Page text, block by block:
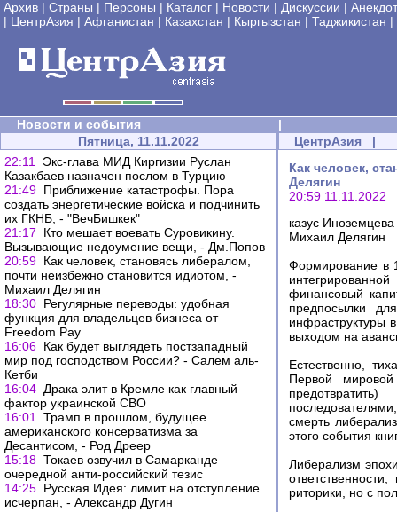
Архив | Страны | Персоны | Каталог | Новости | Дискуссии |
| ЦентрАзия | Афганистан | Казахстан | Кыргызстан | Таджикистан |
Новости и события
|
Пятница, 11.11.2022
22:11
Экс-глава МИД Киргизии Руслан
Казакбаев назначен послом в Турцию
21:49 Приближение катастрофы. Пора
создать энергетические войска и подчинить
их ГКНБ, - "ВечБишкек"
21:17
Кто мешает воевать Суровикину.
Вызывающие недоумение вещи, - Дм.Попов
20:59 Как человек, становясь либералом,
почти неизбежно становится идиотом, -
Михаил Делягин
18:30 Регулярные переводы: удобная
функция для владельцев бизнеса от
Freedom Pay
16:06 Как будет выглядеть постзападный
мир под господством России? - Салем аль-
Кетби
16:04 Драка элит в Кремле как главный
фактор украинской СВО
16:01
Трамп в прошлом, будущее
американского консерватизма за
Десантисом, - Род Дреер
15:18 Токаев озвучил в Самарканде
очередной анти-российский тезис
14:25 Русская Идея: лимит на отступление
исчерпан, - Александр Дугин
ЦентрАзия |
Как человек,
Делягин
20:59 11.11.2022
казус Иноземцева
Михаил Делягин
Формирование в
финансовый
предпосылки
инфраструктуры
выходом на
Естественно,
Первой
смерть
этого события
Либерализм
риторики, но с